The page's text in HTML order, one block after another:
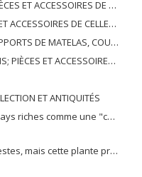
DE TELS ARTICLES
DE CELLES-CI
N.E.C .; SIGNES LUMINEUSES, PLAQUES DE NOMS LUMINEUSES ET SIMILAIRES; BÂTIMENTS PRÉFABRIQUÉS
ET ACCESSOIRES DE CELLES-CI
ET ANTIQUITÉS
de la famille des poaceae cultivée pour ses graines dans certaines régions d'Afrique.
recettes traditionnelles africaines comme le couscous, la bouillie, les boulettes, les beignets et même le pain.